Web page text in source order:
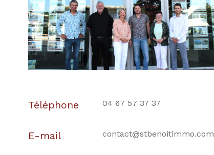
Téléphone 04 67 57 37 37
E-mail contact@stbenoitimmo.com